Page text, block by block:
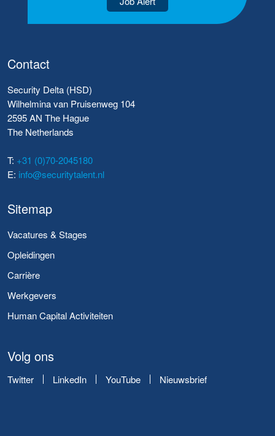
Contact
Security Delta (HSD)
Wilhelmina van Pruisenweg 104
2595 AN The Hague
The Netherlands
T: +31 (0)70-2045180
E: info@securitytalent.nl
Sitemap
Vacatures & Stages
Opleidingen
Carrière
Werkgevers
Human Capital Activiteiten
Volg ons
Twitter LinkedIn YouTube Nieuwsbrief